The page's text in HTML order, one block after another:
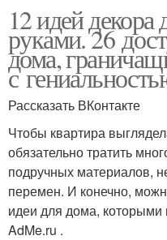
12 идей
руками. 26
дома,
с
Рассказать ВКонтакте
Чтобы квартира
обязательно тратить
подручных материалов,
перемен. И конечно,
идеи для дома, которыми
AdMe.ru .